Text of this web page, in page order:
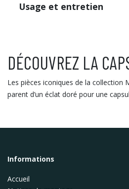
Usage et entretien
DÉCOUVREZ LA
Les pièces iconiques de la collection
parent d’un éclat doré pour une
Informations
Accueil